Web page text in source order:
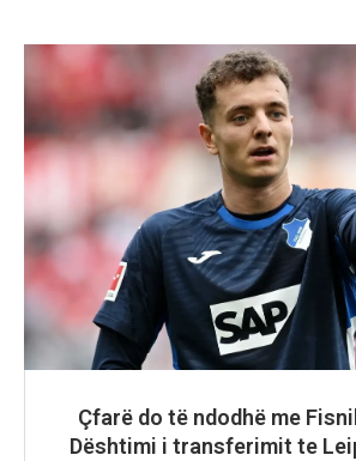
Çfarë do të ndodhë me
Dështimi i transferimit te